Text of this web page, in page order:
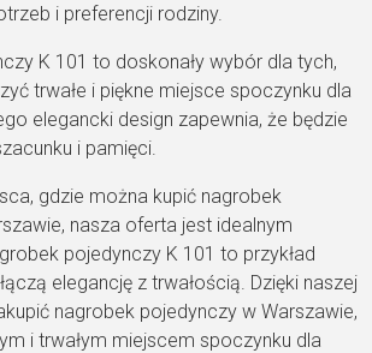
i preferencji rodziny.
K 101 to doskonały wybór dla tych,
trwałe i piękne miejsce spoczynku dla
elegancki design zapewnia, że będzie
i pamięci.
gdzie można kupić nagrobek
nasza oferta jest idealnym
pojedynczy K 101 to przykład
elegancję z trwałością. Dzięki naszej
nagrobek pojedynczy w Warszawie,
i trwałym miejscem spoczynku dla